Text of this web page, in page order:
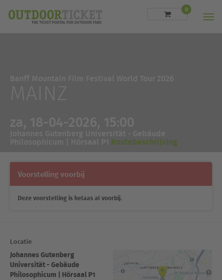
0
Routebeschrijving
Voorstelling voorbij
Deze voorstelling is helaas al voorbij.
Locatie
Johannes Gutenberg
Universität - Gebäude
Philosophicum | Hörsaal P1